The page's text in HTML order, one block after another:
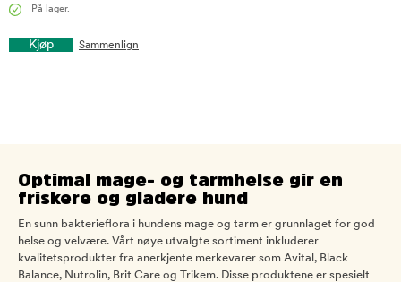
På lager.
Kjøp Sammenlign
Optimal mage- og tarmhelse gir en
friskere og gladere hund
En sunn bakterieflora i hundens mage og tarm er grunnlaget for god
helse og velvære. Vårt nøye utvalgte sortiment inkluderer
kvalitetsprodukter fra anerkjente merkevarer som Avital, Black
Balance, Nutrolin, Brit Care og Trikem. Disse produktene er spesielt